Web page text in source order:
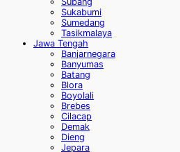
Sukabumi
Sumedang
Tasikmalaya
Jawa Tengah
Banjarnegara
Banyumas
Batang
Blora
Boyolali
Brebes
Cilacap
Demak
Dieng
Jepara